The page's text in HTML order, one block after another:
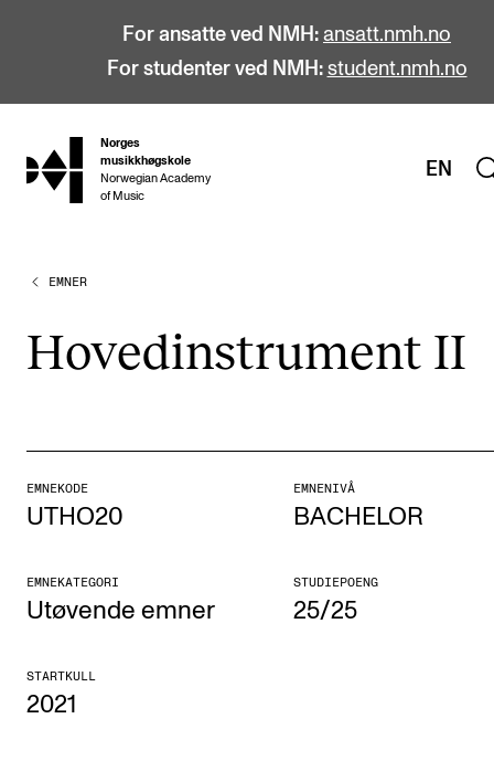
For ansatte ved NMH: ansatt.nmh.no
For studenter ved NMH: student.nmh.no
hjem
Norges
musikkhøgskole
Norwegian Academy
of Music
EN
STUDIER
Bachelor
Doktorgrad
Årsstudium og videreutdanning
Etterutdanning og kurs
Søknad og opptak
EMNER
Hoved­in­stru­ment II
EMNEKODE
UTHO20
EMNENIVÅ
BACHELOR
EMNEKATEGORI
Utøvende emner
STUDIEPOENG
25/25
STARTKULL
2021